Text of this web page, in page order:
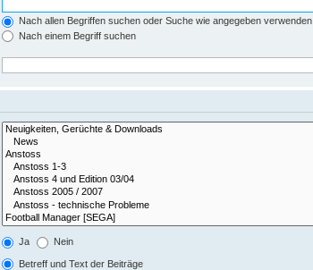
Nach allen Begriffen suchen oder Suche wie angegeben verwenden
Nach einem Begriff suchen
Ja Nein
Betreff und Text der Beiträge